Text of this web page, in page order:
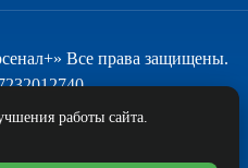
Все права защищены.
работы сайта.